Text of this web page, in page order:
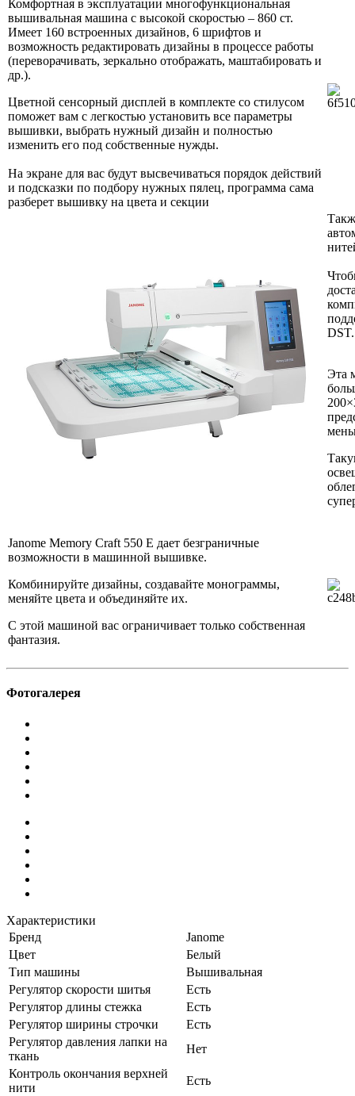
Комфортная в эксплуатации многофункциональная
вышивальная машина с высокой скоростью – 860 ст.
Имеет 160 встроенных дизайнов, 6 шрифтов и
возможность редактировать дизайны в процессе работы
(переворачивать, зеркально отображать, маштабировать и
др.).
Цветной сенсорный дисплей в комплекте со стилусом
поможет вам с легкостью установить все параметры
вышивки, выбрать нужный дизайн и полностью
изменить его под собственные нужды.
На экране для вас будут высвечиваться порядок действий
и подсказки по подбору нужных пялец, программа сама
разберет вышивку на цвета и секции
Эта
Janome Memory Craft 550 E дает безграничные
возможности в машинной вышивке.
Комбинируйте дизайны, создавайте монограммы,
меняйте цвета и объединяйте их.
С этой машиной вас ограничивает только собственная
фантазия.
Фотогалерея
Характеристики
Бренд
Janome
Цвет
Белый
Тип машины
Вышивальная
Регулятор скорости шитья
Есть
Регулятор длины стежка
Есть
Регулятор ширины строчки
Есть
Регулятор давления лапки на
ткань
Нет
Контроль окончания верхней
нити
Есть